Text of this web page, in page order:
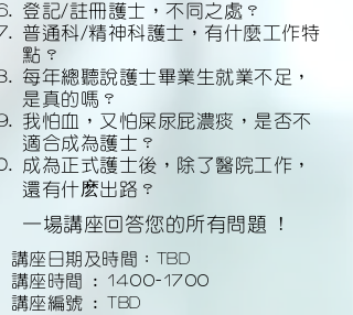
登記/註冊護士，不同之處？
普通科/精神科護士，有什麼工作特
點？
每年總聽說護士畢業生就業不足，
是真的嗎？
我怕血，又怕屎尿屁濃痰，是否不
適合成為護士？
成為正式護士後，除了醫院工作，
還有什麽出路？
一場講座回答您的所有問題 !
講座日期及時間：TBD
講座時間 : 1400-1700
講座編號 : TBD